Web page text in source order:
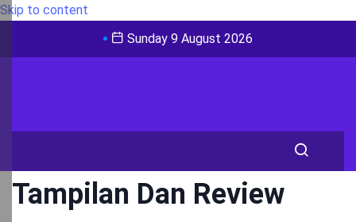
Skip to content
Sunday 9 August 2026
Tampilan Dan Review